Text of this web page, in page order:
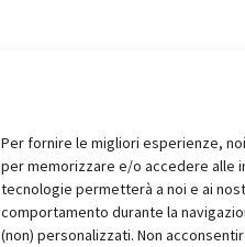
Per fornire le migliori esperienze,
per memorizzare e/o accedere alle
tecnologie permetterà a noi e ai
comportamento durante la
(non) personalizzati. Non